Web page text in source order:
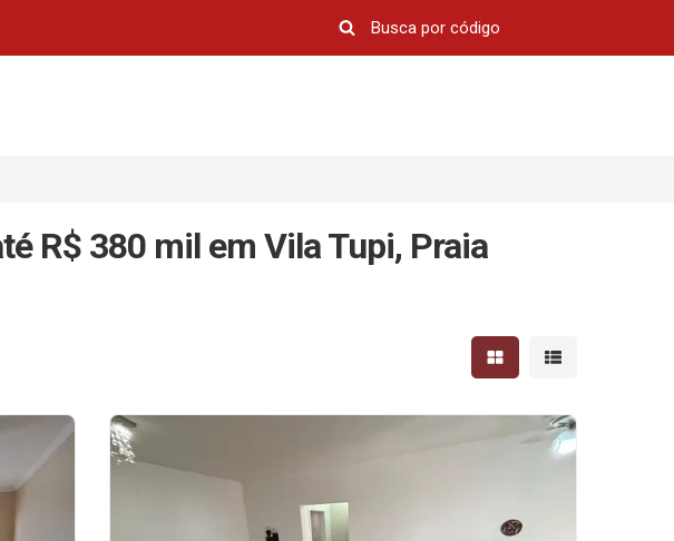
R$ 380 mil em Vila Tupi, Praia
Mostrar resultados em
Mostrar